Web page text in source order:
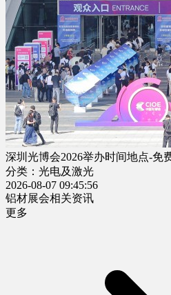
深圳光博会2026举办时间地点-免
分类：光电及激光
2026-08-07 09:45:56
铝材展会相关资讯
更多